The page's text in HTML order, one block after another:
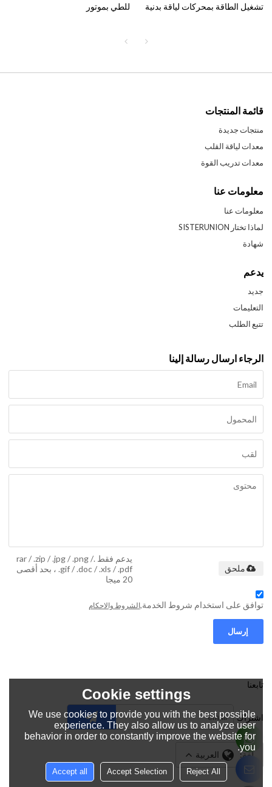
تشغيل الطاقة بمحركات لياقة بدنية
للطي بموتور
قائمة المنتجات
منتجات جديدة
معدات لياقة القلب
معدات تدريب القوة
معلومات عنا
معلومات عنا
لماذا تختار SISTERUNION
شهادة
يدعم
جديد
التعليمات
تتبع الطلب
الرجاء ارسال رسالة إلينا
يدعم فقط .rar / .zip / .jpg / .png /
.gif / .doc / .xls / .pdf ، بحد أقصى
20 ميجا
ملحق
توافق على استخدام شروط الخدمة,الشروط والاحكام
إرسال
تابعنا
اشتراك
لغة: العربية
Cookie settings
We use cookies to provide you with the best possible
experience. They also allow us to analyze user
behavior in order to constantly improve the website for
you.
Reject All
Accept Selection
Accept all